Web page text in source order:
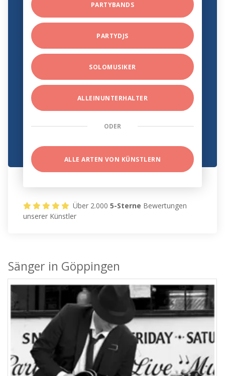
PARTYBANDS
PARTYDJS
SOLOMUSIKER
ALLEINUNTERHALTER
ODER
ALLE ARTEN VON KÜNSTLERN
Über 2.0005-Sterne Bewertungen
unserer Künstler
Sänger in Göppingen